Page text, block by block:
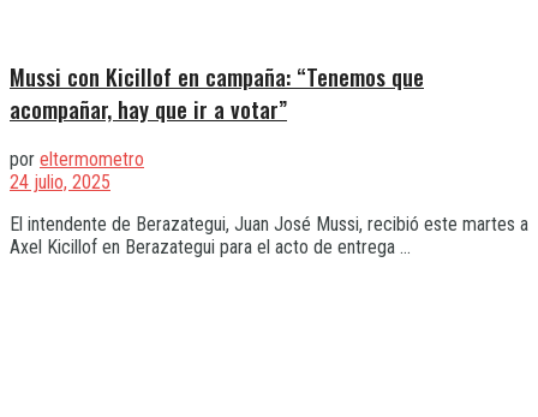
Mussi con Kicillof en campaña: “Tenemos que
acompañar, hay que ir a votar”
por eltermometro
24 julio, 2025
El intendente de Berazategui, Juan José Mussi, recibió este martes a
Axel Kicillof en Berazategui para el acto de entrega ...